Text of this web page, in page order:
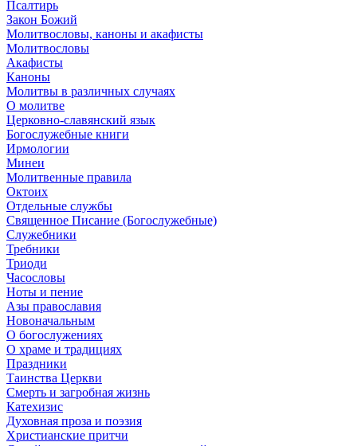
Псалтирь
Закон Божий
Молитвословы, каноны и акафисты
Молитвословы
Акафисты
Каноны
Молитвы в различных случаях
О молитве
Церковно-славянский язык
Богослужебные книги
Ирмологии
Минеи
Молитвенные правила
Октоих
Отдельные службы
Священное Писание (Богослужебные)
Служебники
Требники
Триоди
Часословы
Ноты и пение
Азы православия
Новоначальным
О богослужениях
О храме и традициях
Праздники
Таинства Церкви
Смерть и загробная жизнь
Катехизис
Духовная проза и поэзия
Христианские притчи